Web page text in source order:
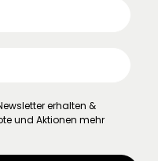
erhalten &
und Aktionen mehr